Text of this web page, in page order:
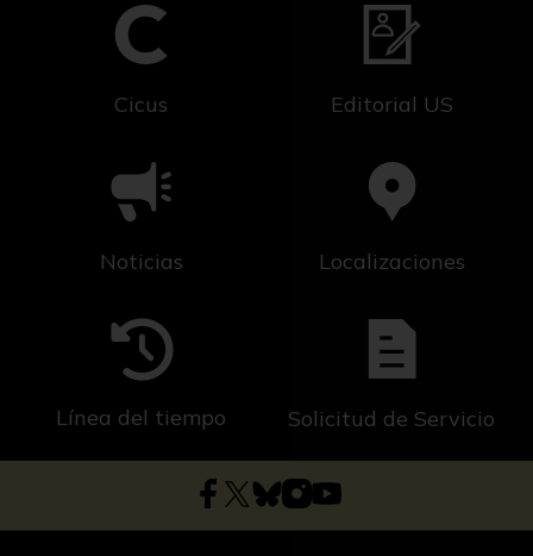
Cicus Editorial US
Noticias Localizaciones
Línea del tiempo Solicitud de Servicio